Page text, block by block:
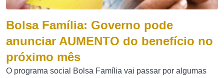
Bolsa Família: Governo pode
anunciar AUMENTO do benefício no
próximo mês
O programa social Bolsa Família vai passar por algumas